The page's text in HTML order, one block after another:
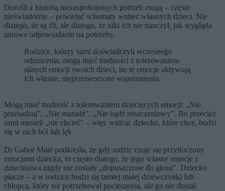
Dorośli z historią niezaspokojonych potrzeb mogą – często
nieświadomie – powielać schematy wobec własnych dzieci. Nie
dlatego, że są źli, ale dlatego, że nikt ich nie nauczył, jak wygląda
zdrowe odpowiadanie na potrzeby.
Rodzice, którzy sami doświadczyli wczesnego
odrzucenia, mogą mieć trudności z tolerowaniem
silnych emocji swoich dzieci, bo te emocje aktywują
ich własne, nieprzetworzone wspomnienia.
Mogą mieć trudność z tolerowaniem dziecięcych emocji: „Nie
przesadzaj", „Nie marudź", „Nie bądź roszczeniowy". Bo przecież
sami musieli „nie chcieć" – więc widząc dziecko, które chce, budzi
się w nich ból lub lęk.
Dr Gabor Maté podkreśla, że gdy rodzic czuje się przytłoczony
emocjami dziecka, to często dlatego, że jego własne emocje z
dzieciństwa nigdy nie zostały „dopuszczone do głosu". Dziecko
płacze – a w rodzicu budzi się tamtej małej dziewczynki lub
chłopca, który też potrzebował pocieszenia, ale go nie dostał.